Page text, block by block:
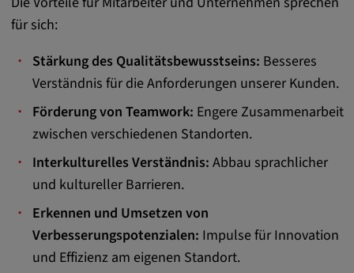
für sich:
Stärkung des Qualitätsbewusstseins: Besseres
Verständnis für die Anforderungen unserer Kunden.
Förderung von Teamwork: Engere Zusammenarbeit
zwischen verschiedenen Standorten.
Interkulturelles Verständnis: Abbau sprachlicher
und kultureller Barrieren.
Erkennen und Umsetzen von
Verbesserungspotenzialen: Impulse für Innovation
und Effizienz am eigenen Standort.
player-lv, yt-player-bandaid-host, yt-player-
bandwidth
Anbieter:
youtube.com, google.com, doubleclick.net
Zweck:
VISITOR_INFO1_LIVE wird genutzt, um
Probleme mit dem Dienst zu erkennen und
zu beheben. YSC wird von YouTube
verwendet, um Nutzereingaben zu speichern
und sie den Aktionen eines Nutzers